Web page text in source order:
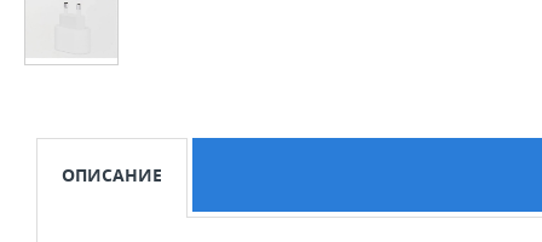
ОПИСАНИЕ